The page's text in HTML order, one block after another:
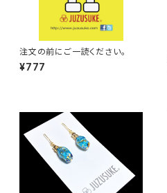
注文の前にご一読ください。
¥777